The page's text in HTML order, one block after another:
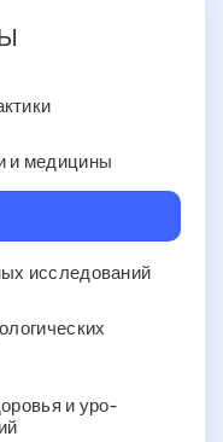
и медицины
исследований
и уро-